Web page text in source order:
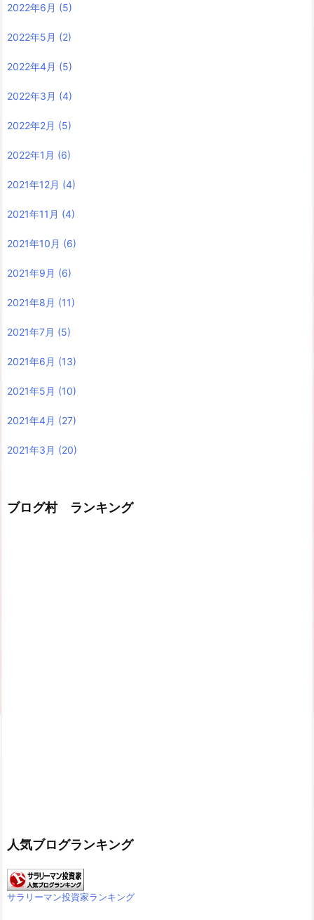
2022年6月 (5)
2022年5月 (2)
2022年4月 (5)
2022年3月 (4)
2022年2月 (5)
2022年1月 (6)
2021年12月 (4)
2021年11月 (4)
2021年10月 (6)
2021年9月 (6)
2021年8月 (11)
2021年7月 (5)
2021年6月 (13)
2021年5月 (10)
2021年4月 (27)
2021年3月 (20)
ブログ村 ランキング
人気ブログランキング
サラリーマン投資家ランキング